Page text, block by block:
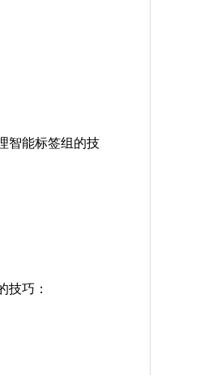
智能标签组的技
技巧：